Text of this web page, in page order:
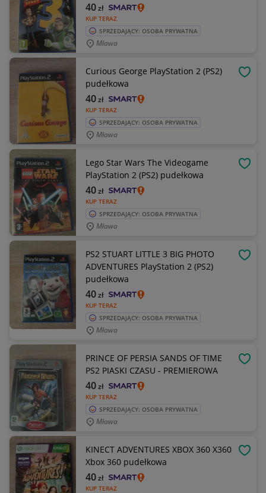
KUP TERAZ
40zł
SPRZEDAJĄCY: OSOBA PRYWATNA
Mława
Curious George PlayStation 2 (PS2)
pudełkowa
KUP TERAZ
40zł
SPRZEDAJĄCY: OSOBA PRYWATNA
Mława
Lego Star Wars The Videogame
PlayStation 2 (PS2) pudełkowa
KUP TERAZ
40zł
SPRZEDAJĄCY: OSOBA PRYWATNA
Mława
PS2 STUART LITTLE 3 BIG PHOTO
ADVENTURES PlayStation 2 (PS2)
pudełkowa
KUP TERAZ
40zł
SPRZEDAJĄCY: OSOBA PRYWATNA
Mława
PRINCE OF PERSIA SANDS OF TIME
PS2 PIASKI CZASU - PREMIEROWA
KUP TERAZ
40zł
SPRZEDAJĄCY: OSOBA PRYWATNA
Mława
KINECT ADVENTURES XBOX 360 X360
Xbox 360 pudełkowa
KUP TERAZ
40zł